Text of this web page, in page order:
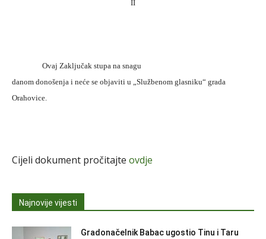
II
Ovaj Zaključak stupa na snagu
danom donošenja i neće se objaviti u „Službenom glasniku“ grada
Orahovice.
Cijeli dokument pročitajte ovdje
Najnovije vijesti
Gradonačelnik Babac ugostio Tinu i Taru